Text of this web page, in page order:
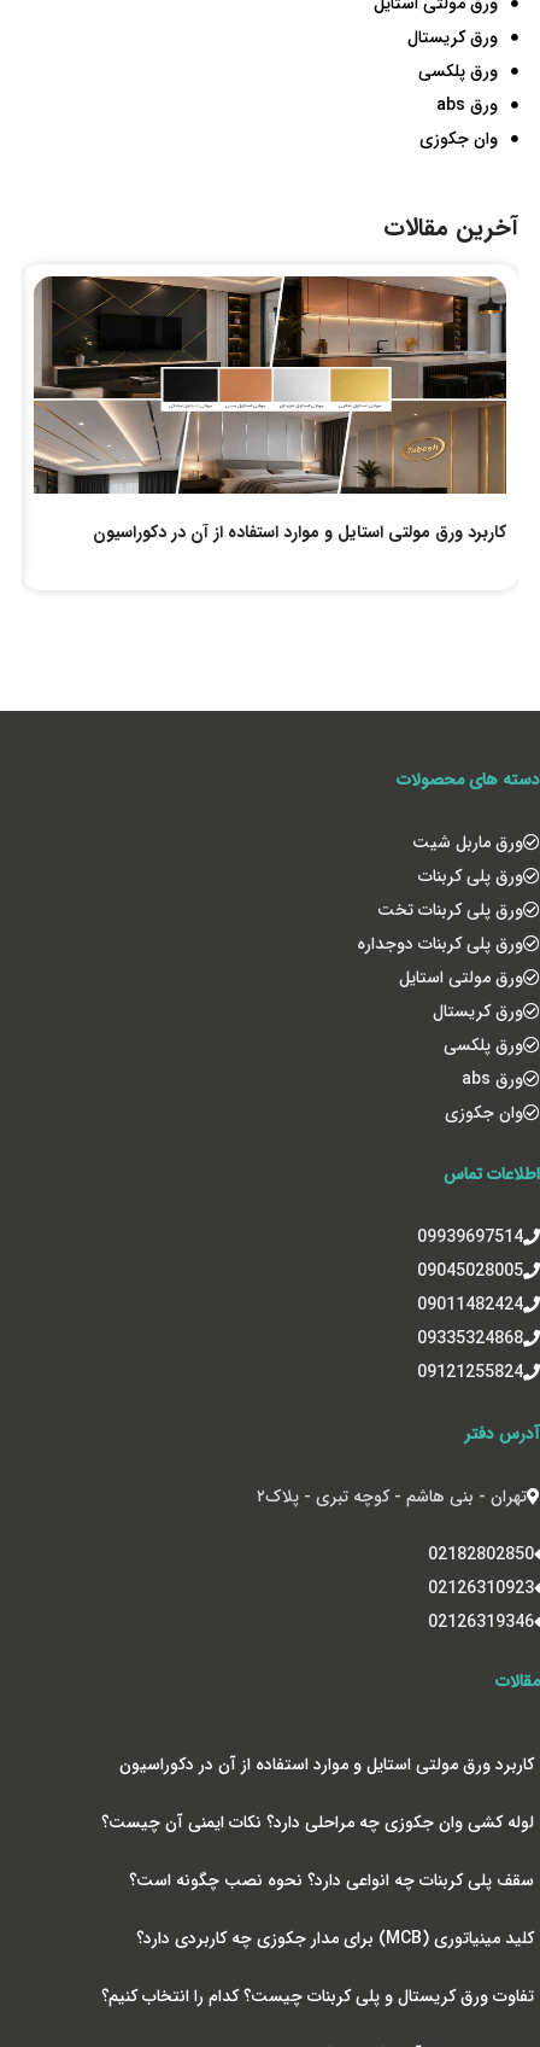
ورق کریستال
ورق پلکسی
ورق abs
وان جکوزی
آخرین مقالات
کاربرد ورق مولتی استایل و موارد استفاده از آن در دکوراسیون
دسته های محصولات
ورق ماربل شیت
ورق پلی کربنات
ورق پلی کربنات تخت
ورق پلی کربنات دوجداره
ورق مولتی استایل
ورق کریستال
ورق پلکسی
ورق abs
وان جکوزی
اطلاعات تماس
09939697514
09045028005
09011482424
09335324868
09121255824
آدرس دفتر
تهران - بنی هاشم - کوچه تبری - پلاک‌۲
02182802850
02126310923
02126319346
مقالات
کاربرد ورق مولتی استایل و موارد استفاده از آن در دکوراسیون
لوله کشی وان جکوزی چه مراحلی دارد؟ نکات ایمنی آن چیست؟
سقف پلی کربنات چه انواعی دارد؟ نحوه نصب چگونه است؟
کلید مینیاتوری (MCB) برای مدار جکوزی چه کاربردی دارد؟
تفاوت ورق کریستال و پلی کربنات چیست؟ کدام را انتخاب کنیم؟